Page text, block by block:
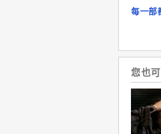
每一部
您也